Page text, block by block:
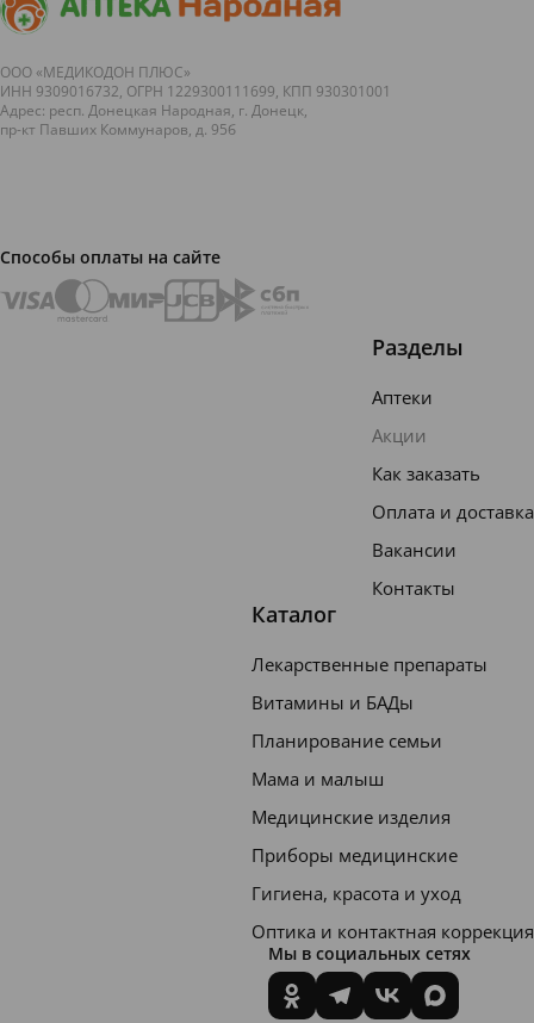
ООО «МЕДИКОДОН ПЛЮС»
ИНН 9309016732, ОГРН 1229300111699, КПП 930301001
Адрес: респ. Донецкая Народная, г. Донецк,
пр-кт Павших Коммунаров, д. 95б
Способы оплаты на сайте
Разделы
Аптеки
Акции
Как заказать
Оплата и доставка
Вакансии
Контакты
Каталог
Лекарственные препараты
Витамины и БАДы
Планирование семьи
Мама и малыш
Медицинские изделия
Приборы медицинские
Гигиена, красота и уход
Оптика и контактная коррекция
Мы в социальных сетях